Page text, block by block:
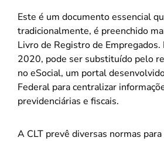
Este é um documento essencial
tradicionalmente, é preenchido
Livro de Registro de
2020, pode ser substituído pelo
no eSocial, um portal
Federal para centralizar
previdenciárias e fiscais.
A CLT prevê diversas normas